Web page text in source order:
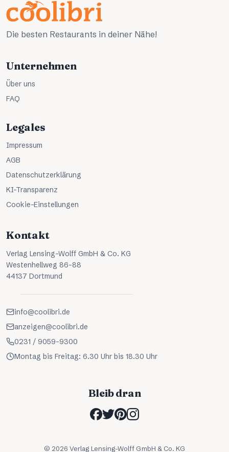
Die besten Restaurants in deiner Nähe!
Unternehmen
Über uns
FAQ
Legales
Impressum
AGB
Datenschutzerklärung
KI-Transparenz
Cookie-Einstellungen
Kontakt
Verlag Lensing-Wolff GmbH & Co. KG
Westenhellweg 86-88
44137 Dortmund
info@coolibri.de
anzeigen@coolibri.de
0231 / 9059-9300
Montag bis Freitag: 6.30 Uhr bis 18.30 Uhr
Bleib dran
© 2026 Verlag Lensing-Wolff GmbH & Co. KG